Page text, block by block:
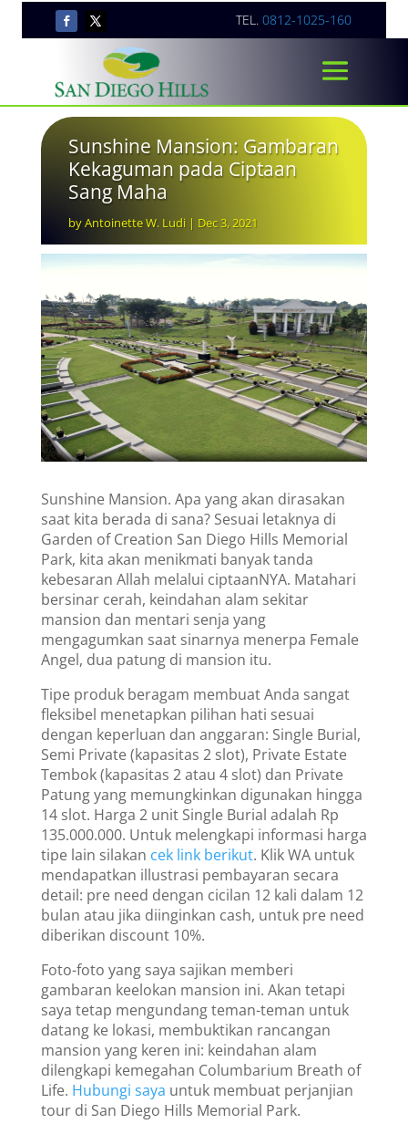
TEL. 0812-1025-160
Sunshine Mansion: Gambaran
Kekaguman pada Ciptaan
Sang Maha
byAntoinette W. Ludi| Dec 3, 2021
Sunshine Mansion. Apa yang akan dirasakan
saat kita berada di sana? Sesuai letaknya di
Garden of Creation San Diego Hills Memorial
Park, kita akan menikmati banyak tanda
kebesaran Allah melalui ciptaanNYA. Matahari
bersinar cerah, keindahan alam sekitar
mansion dan mentari senja yang
mengagumkan saat sinarnya menerpa Female
Angel, dua patung di mansion itu.
Tipe produk beragam membuat Anda sangat
fleksibel menetapkan pilihan hati sesuai
dengan keperluan dan anggaran: Single Burial,
Semi Private (kapasitas 2 slot), Private Estate
Tembok (kapasitas 2 atau 4 slot) dan Private
Patung yang memungkinkan digunakan hingga
14 slot. Harga 2 unit Single Burial adalah Rp
135.000.000. Untuk melengkapi informasi harga
tipe lain silakan cek link berikut. Klik WA untuk
mendapatkan illustrasi pembayaran secara
detail: pre need dengan cicilan 12 kali dalam 12
bulan atau jika diinginkan cash, untuk pre need
diberikan discount 10%.
Foto-foto yang saya sajikan memberi
gambaran keelokan mansion ini. Akan tetapi
saya tetap mengundang teman-teman untuk
datang ke lokasi, membuktikan rancangan
mansion yang keren ini: keindahan alam
dilengkapi kemegahan Columbarium Breath of
Life. Hubungi saya untuk membuat perjanjian
tour di San Diego Hills Memorial Park.